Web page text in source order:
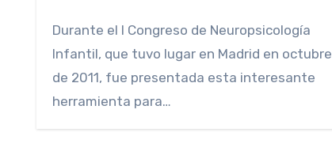
Durante el I Congreso de Neuropsicología
Infantil, que tuvo lugar en Madrid en octubre
de 2011, fue presentada esta interesante
herramienta para…